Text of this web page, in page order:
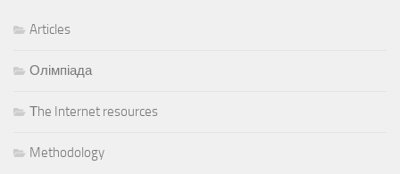
Articles
Олімпіада
Тhe Internet resources
Methodology